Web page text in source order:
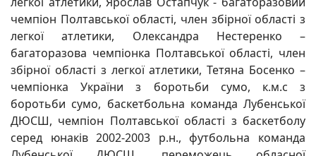
чемпіон Полтавської області, член збірної області з
легкої атлетики, Олександра Нестеренко –
багаторазова чемпіонка Полтавської області, член
збірної області з легкої атлетики, Тетяна Босенко –
чемпіонка України з боротьби сумо, к.м.с з
боротьби сумо, баскетбольна команда Лубенської
ДЮСШ, чемпіон Полтавської області з баскетболу
серед юнаків 2002-2003 р.н., футбольна команда